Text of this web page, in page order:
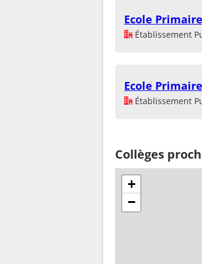
Ecole
Établissement
Ecole
Établissement
Collèges
+
−